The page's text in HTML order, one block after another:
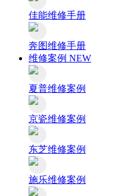
佳能维修手册
奔图维修手册
维修案例 NEW
夏普维修案例
京瓷维修案例
东芝维修案例
施乐维修案例